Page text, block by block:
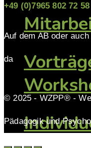
+49 (0)7965 802 72 58
Auf dem AB oder
da
© 2025 - WZPP® -
Pädagogik und